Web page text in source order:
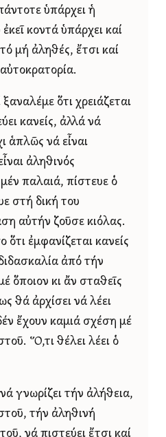
ὑπάρχει ἡ
κοντά ὑπάρχει καί
μή ἀληθές, ἔτσι καί
ὅτι χρειάζεται
κανείς, ἀλλά νά
ἁπλῶς νά εἶναι
ἀληθινός
παλαιά, πίστευε ὁ
στή δική του
αὐτήν ζοῦσε κιόλας.
ὅτι ἐμφανίζεται κανείς
ἀπό τήν
ὅποιον κι ἄν σταθεῖς
θά ἀρχίσει νά λέει
ἔχουν καμιά σχέση μέ
Ὅ,τι θέλει λέει ὁ
γνωρίζει τήν ἀλήθεια,
τήν ἀληθινή
νά πιστεύει ἔτσι καί